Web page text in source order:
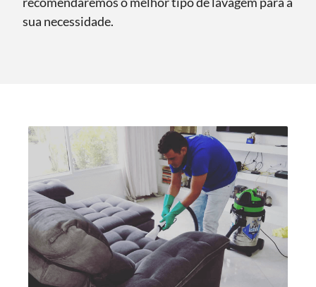
sua necessidade.